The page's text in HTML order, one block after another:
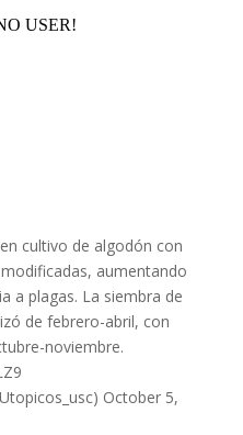
cultivo de algodón con
aumentando
a plagas. La siembra de
de febrero-abril, con
noviembre.
October 5,